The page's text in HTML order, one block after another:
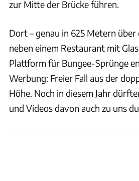
zur Mitte der Brücke führen.
Dort – genau in 625 Metern über
neben einem Restaurant mit
Plattform für Bungee-Sprünge
Werbung: Freier Fall aus der
Höhe. Noch in diesem Jahr
und Videos davon auch zu uns